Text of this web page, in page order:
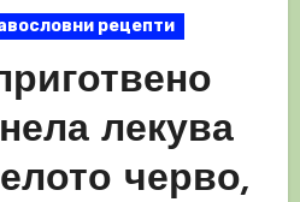
рецепти
лекува
черво,